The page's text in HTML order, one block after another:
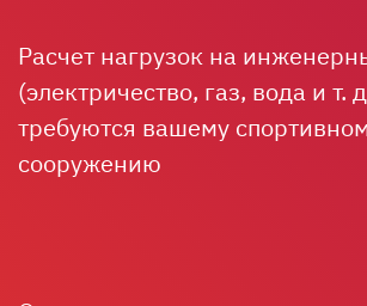
Расчет нагрузок на
(электричество, газ, вода и т.
требуются вашему
сооружению